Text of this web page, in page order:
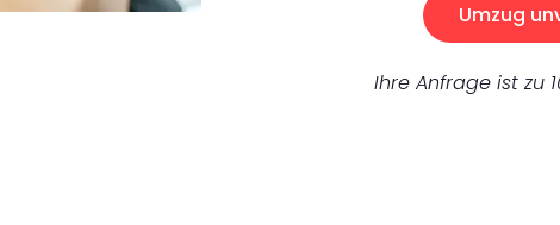
Umzug
Ihre Anfrage ist zu